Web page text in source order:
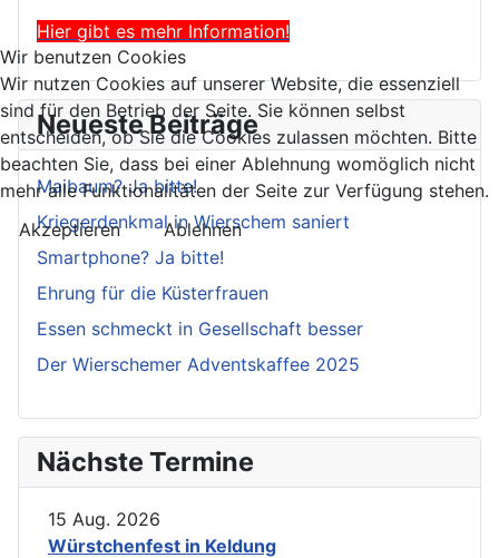
Hier gibt es mehr Information!
Neueste Beiträge
Maibaum? Ja bitte!
Kriegerdenkmal in Wierschem saniert
Smartphone? Ja bitte!
Ehrung für die Küsterfrauen
Essen schmeckt in Gesellschaft besser
Der Wierschemer Adventskaffee 2025
Nächste Termine
15 Aug. 2026
Würstchenfest in Keldung
Wir benutzen Cookies
Wir nutzen Cookies auf unserer Website, die essenziell
sind für den Betrieb der Seite. Sie können selbst
entscheiden, ob Sie die Cookies zulassen möchten. Bitte
beachten Sie, dass bei einer Ablehnung womöglich nicht
mehr alle Funktionalitäten der Seite zur Verfügung stehen.
Akzeptieren
Ablehnen